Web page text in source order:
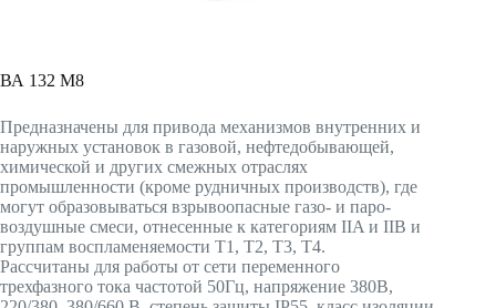
ВА 132 М8
Предназначены для привода механизмов внутренних и
наружных установок в газовой, нефтедобывающей,
химической и других смежных отраслях
промышленности (кроме рудничных производств), где
могут образовываться взрывоопасные газо- и паро-
воздушные смеси, отнесенные к категориям IIA и IIB и
группам воспламеняемости T1, T2, T3, T4.
Рассчитаны для работы от сети переменного
трехфазного тока частотой 50Гц, напряжение 380В,